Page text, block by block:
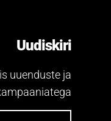
Uudiskiri
uuenduste ja